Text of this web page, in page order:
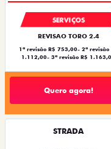
SERVIÇOS
REVISAO TORO 2.4
1ª revisão R$ 753,00- 2ª revisão
1.112,00- 3ª revisão R$
Quero agora!
STRADA